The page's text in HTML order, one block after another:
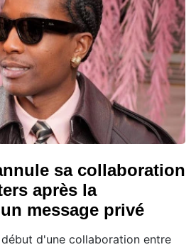
sa collaboration
après la
message privé
d'une collaboration entre